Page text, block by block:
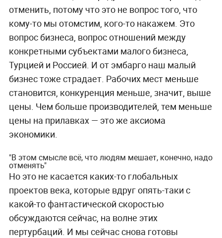
отменить, потому что это не вопрос того, что
кому-то мы отомстим, кого-то накажем. Это
вопрос бизнеса, вопрос отношений между
конкретными субъектами малого бизнеса,
Турцией и Россией. И от эмбарго наш малый
бизнес тоже страдает. Рабочих мест меньше
становится, конкуренция меньше, значит, выше
цены. Чем больше производителей, тем меньше
цены на прилавках — это же аксиома
экономики.
"В этом смысле всё, что людям мешает, конечно, надо
отменять"
Но это не касается каких-то глобальных
проектов века, которые вдруг опять-таки с
какой-то фантастической скоростью
обсуждаются сейчас, на волне этих
пертурбаций. И мы сейчас снова готовы